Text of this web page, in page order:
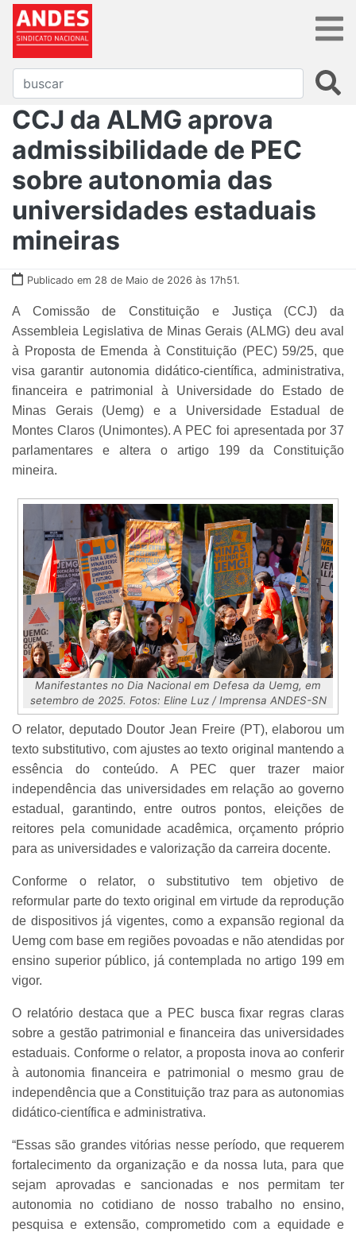
CCJ da ALMG aprova
admissibilidade de PEC
sobre autonomia das
universidades estaduais
mineiras
Publicado em 28 de Maio de 2026 às 17h51.
A Comissão de Constituição e Justiça (CCJ) da
Assembleia Legislativa de Minas Gerais (ALMG) deu aval
à Proposta de Emenda à Constituição (PEC) 59/25, que
visa garantir autonomia didático-científica, administrativa,
financeira e patrimonial à Universidade do Estado de
Minas Gerais (Uemg) e a Universidade Estadual de
Montes Claros (Unimontes). A PEC foi apresentada por 37
parlamentares e altera o artigo 199 da Constituição
mineira.
Manifestantes no Dia Nacional em Defesa da Uemg, em
setembro de 2025. Fotos: Eline Luz / Imprensa ANDES-SN
O relator, deputado Doutor Jean Freire (PT), elaborou um
texto substitutivo, com ajustes ao texto original mantendo a
essência do conteúdo. A PEC quer trazer maior
independência das universidades em relação ao governo
estadual, garantindo, entre outros pontos, eleições de
reitores pela comunidade acadêmica, orçamento próprio
para as universidades e valorização da carreira docente.
Conforme o relator, o substitutivo tem objetivo de
reformular parte do texto original em virtude da reprodução
de dispositivos já vigentes, como a expansão regional da
Uemg com base em regiões povoadas e não atendidas por
ensino superior público, já contemplada no artigo 199 em
vigor.
O relatório destaca que a PEC busca fixar regras claras
sobre a gestão patrimonial e financeira das universidades
estaduais. Conforme o relator, a proposta inova ao conferir
à autonomia financeira e patrimonial o mesmo grau de
independência que a Constituição traz para as autonomias
didático-científica e administrativa.
“Essas são grandes vitórias nesse período, que requerem
fortalecimento da organização e da nossa luta, para que
sejam aprovadas e sancionadas e nos permitam ter
autonomia no cotidiano de nosso trabalho no ensino,
pesquisa e extensão, comprometido com a equidade e